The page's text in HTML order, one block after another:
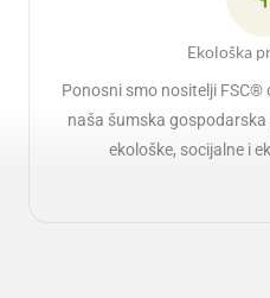
Ekološka
Ponosni smo nositelji
naša šumska
ekološke, socijalne i